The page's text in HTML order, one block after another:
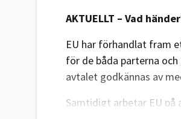
AKTUELLT – Vad
EU har förhandlat fram
för de båda parterna
avtalet godkännas av
Samtidigt arbetar EU